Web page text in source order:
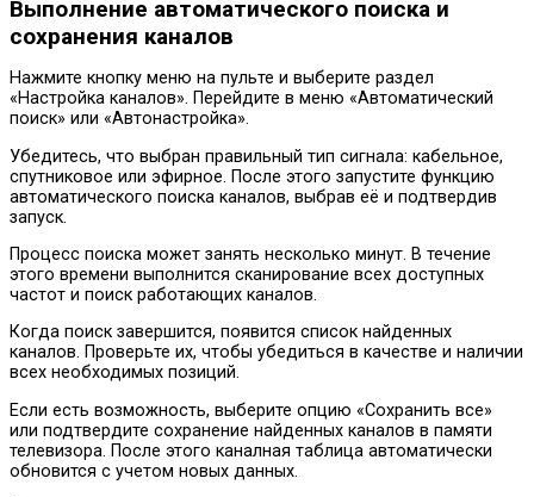
Выполнение автоматического поиска и
сохранения каналов
Нажмите кнопку меню на пульте и выберите раздел
«Настройка каналов». Перейдите в меню «Автоматический
поиск» или «Автонастройка».
Убедитесь, что выбран правильный тип сигнала: кабельное,
спутниковое или эфирное. После этого запустите функцию
автоматического поиска каналов, выбрав её и подтвердив
запуск.
Процесс поиска может занять несколько минут. В течение
этого времени выполнится сканирование всех доступных
частот и поиск работающих каналов.
Когда поиск завершится, появится список найденных
каналов. Проверьте их, чтобы убедиться в качестве и наличии
всех необходимых позиций.
Если есть возможность, выберите опцию «Сохранить все»
или подтвердите сохранение найденных каналов в памяти
телевизора. После этого каналная таблица автоматически
обновится с учетом новых данных.